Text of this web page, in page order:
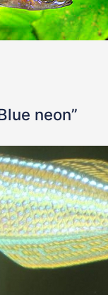
neon”